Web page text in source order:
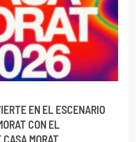
EN EL ESCENARIO
CON EL
MORAT